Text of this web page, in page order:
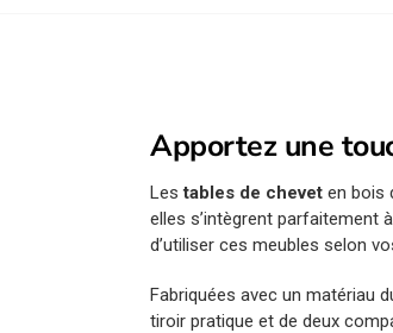
Apportez une
Lestables de chevet en bois
elles s’intègrent parfaitement
d’utiliser ces meubles selon
Fabriquées avec un matériau
tiroir pratique et de deux